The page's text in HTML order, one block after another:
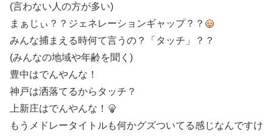
(言わない人の方が多い)
まぁじぃ？？ジェネレーションギャップ？？
みんな捕まえる時何て言うの？「タッチ」？？
(みんなの地域や年齢を聞く)
豊中はでんやんな！
神戸は洒落てるからタッチ？
上新庄はでんやんな！
もうメドレータイトルも何かグズついてる感じなんですけ